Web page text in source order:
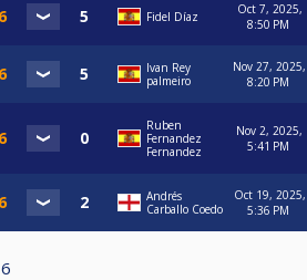
Fidel Díaz
Oct 7, 2025,
8:50 PM
Ivan Rey
palmeiro
Nov 27, 2025,
8:20 PM
Ruben
Fernandez
Fernandez
Nov 2, 2025,
5:41 PM
Andrés
Carballo Coedo
Oct 19, 2025,
5:36 PM
6